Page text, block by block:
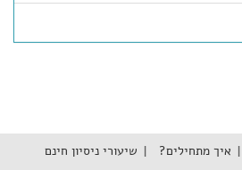
איך מתחילים? שיעורי ניסיון חינם